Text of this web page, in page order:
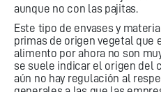
aunque no con las pajitas.
Este tipo de envases y
primas de origen vegetal que
alimento por ahora no son
se suele indicar el origen del
aún no hay regulación al